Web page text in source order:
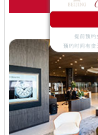
北京
提前预约
预约时间有变